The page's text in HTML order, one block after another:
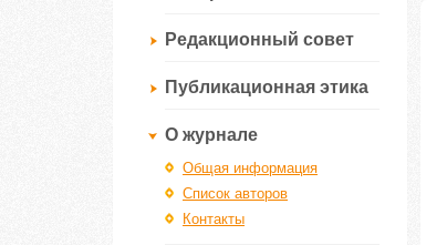
Редакционный совет
Публикационная этика
О журнале
Общая информация
Список авторов
Контакты